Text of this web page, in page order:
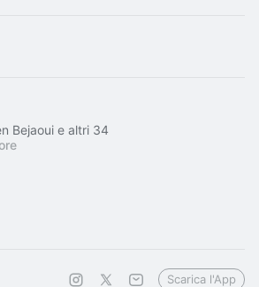
Bejaoui e altri 34
Scarica l'App